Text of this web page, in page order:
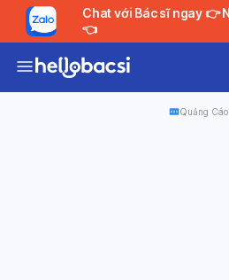
Chat với Bác sĩ ngay 👉 Nhận tư vấn MIỄN PHÍ
👈
Quảng Cáo